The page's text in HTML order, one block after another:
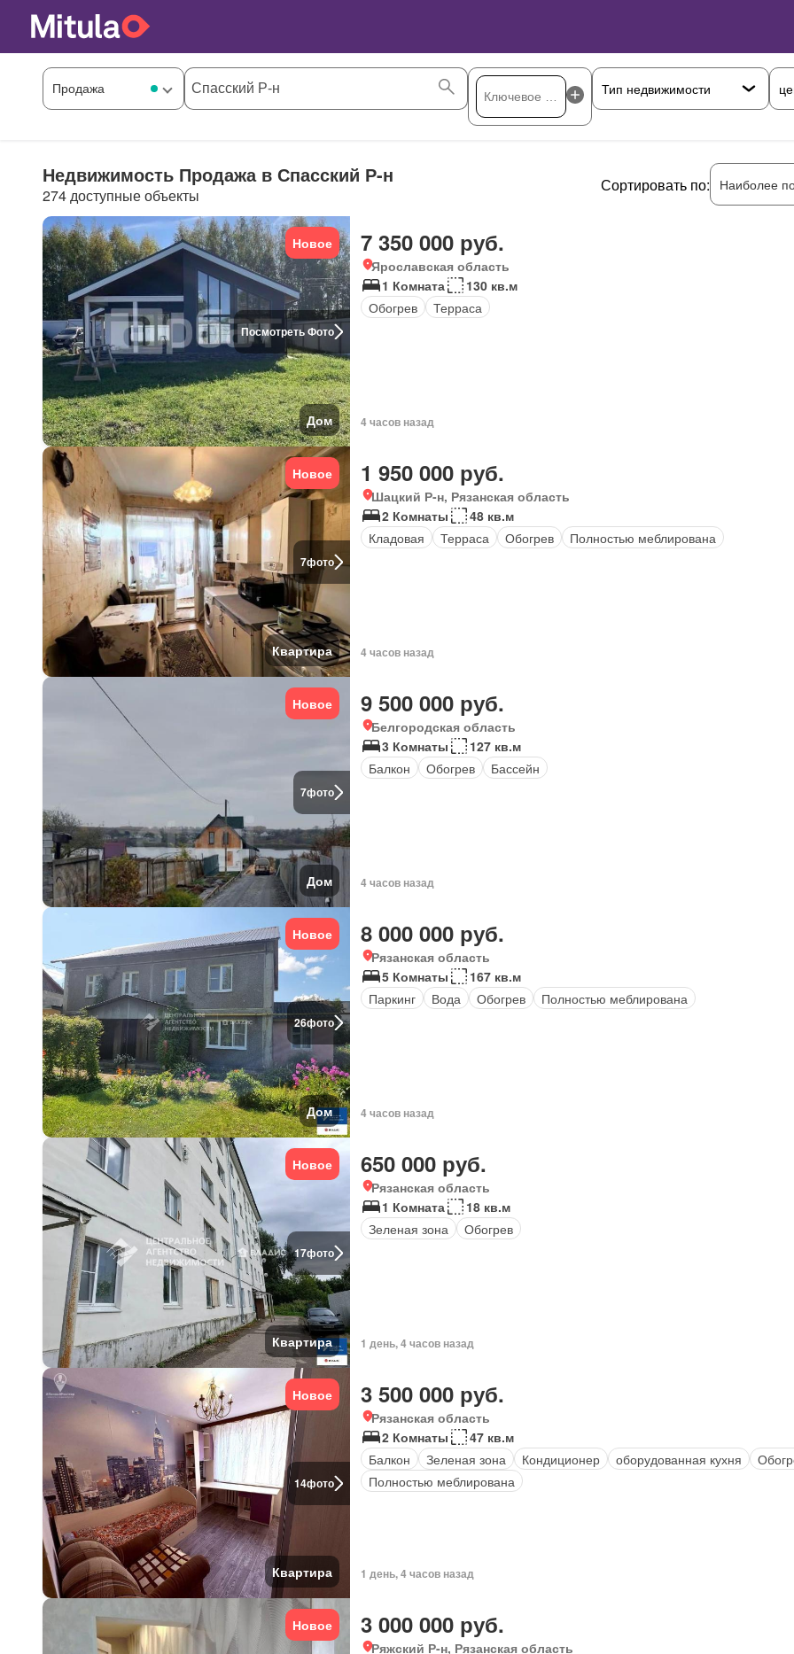
Недвижимость Продажа в Спасский Р-н
274 доступные объекты
Сортировать по: Наиболее
Посмотреть Фото
Новое
Дом
7 350 000 руб.
Ярославская область
1 Комната
130 кв.м
Обогрев
Терраса
4 часов назад
7фото
Новое
Квартира
1 950 000 руб.
Шацкий Р-н, Рязанская область
2 Комнаты
48 кв.м
Кладовая
Терраса Обогрев Полностью меблирована
4 часов назад
7фото
Новое
Дом
9 500 000 руб.
Белгородская область
3 Комнаты
127 кв.м
Балкон
Обогрев Бассейн
4 часов назад
26фото
Новое
Дом
8 000 000 руб.
Рязанская область
5 Комнаты
167 кв.м
Паркинг
Вода Обогрев Полностью меблирована
4 часов назад
17фото
Новое
Квартира
650 000 руб.
Рязанская область
1 Комната
18 кв.м
Зеленая зона
Обогрев
1 день, 4 часов назад
14фото
Новое
Квартира
3 500 000 руб.
Рязанская область
2 Комнаты
47 кв.м
Балкон
Зеленая зона Кондиционер оборудованная кухня
Полностью меблирована
1 день, 4 часов назад
Новое 3 000 000 руб.
Ряжский Р-н, Рязанская область